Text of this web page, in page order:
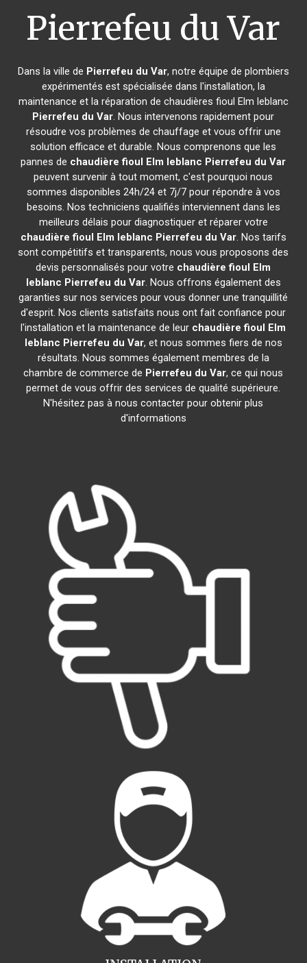
Pierrefeu du Var
Dans la ville de Pierrefeu du Var, notre équipe de plombiers
expérimentés est spécialisée dans l'installation, la
maintenance et la réparation de chaudières fioul Elm leblanc
Pierrefeu du Var. Nous intervenons rapidement pour
résoudre vos problèmes de chauffage et vous offrir une
solution efficace et durable. Nous comprenons que les
pannes de chaudière fioul Elm leblanc Pierrefeu du Var
peuvent survenir à tout moment, c'est pourquoi nous
sommes disponibles 24h/24 et 7j/7 pour répondre à vos
besoins. Nos techniciens qualifiés interviennent dans les
meilleurs délais pour diagnostiquer et réparer votre
chaudière fioul Elm leblanc Pierrefeu du Var. Nos tarifs
sont compétitifs et transparents, nous vous proposons des
devis personnalisés pour votre chaudière fioul Elm
leblanc Pierrefeu du Var. Nous offrons également des
garanties sur nos services pour vous donner une tranquillité
d'esprit. Nos clients satisfaits nous ont fait confiance pour
l'installation et la maintenance de leur chaudière fioul Elm
leblanc Pierrefeu du Var, et nous sommes fiers de nos
résultats. Nous sommes également membres de la
chambre de commerce de Pierrefeu du Var, ce qui nous
permet de vous offrir des services de qualité supérieure.
N'hésitez pas à nous contacter pour obtenir plus
d'informations